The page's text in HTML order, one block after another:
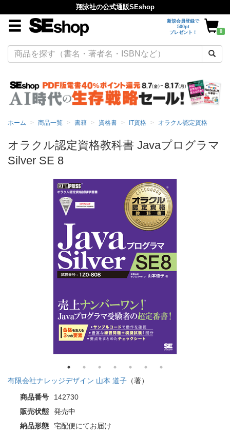
翔泳社の公式通販SEshop
新規会員登録で
500pt
プレゼント！
0
ホーム 商品一覧 書籍 資格書 IT資格 オラクル認定資格
オラクル認定資格教科書 Javaプログラマ
Silver SE 8
有限会社ナレッジデザイン 山本 道子 （著）
商品番号
142730
販売状態
発売中
納品形態
宅配便にてお届け